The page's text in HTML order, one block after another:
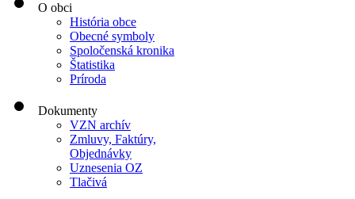
O obci
História obce
Obecné symboly
Spoločenská kronika
Štatistika
Príroda
Dokumenty
VZN archív
Zmluvy, Faktúry,
Objednávky
Uznesenia OZ
Tlačivá